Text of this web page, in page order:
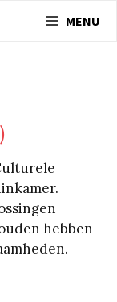
MENU
hebben